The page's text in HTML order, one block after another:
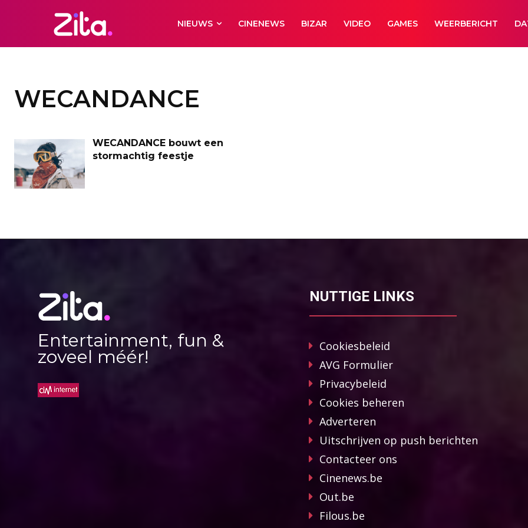
NIEUWS CINENEWS BIZAR VIDEO GAMES WEERBERICHT
WECANDANCE
WECANDANCE bouwt een
stormachtig feestje
Entertainment, fun &
zoveel méér!
NUTTIGE LINKS
Cookiesbeleid
AVG Formulier
Privacybeleid
Cookies beheren
Adverteren
Uitschrijven op push berichten
Contacteer ons
Cinenews.be
Out.be
Filous.be